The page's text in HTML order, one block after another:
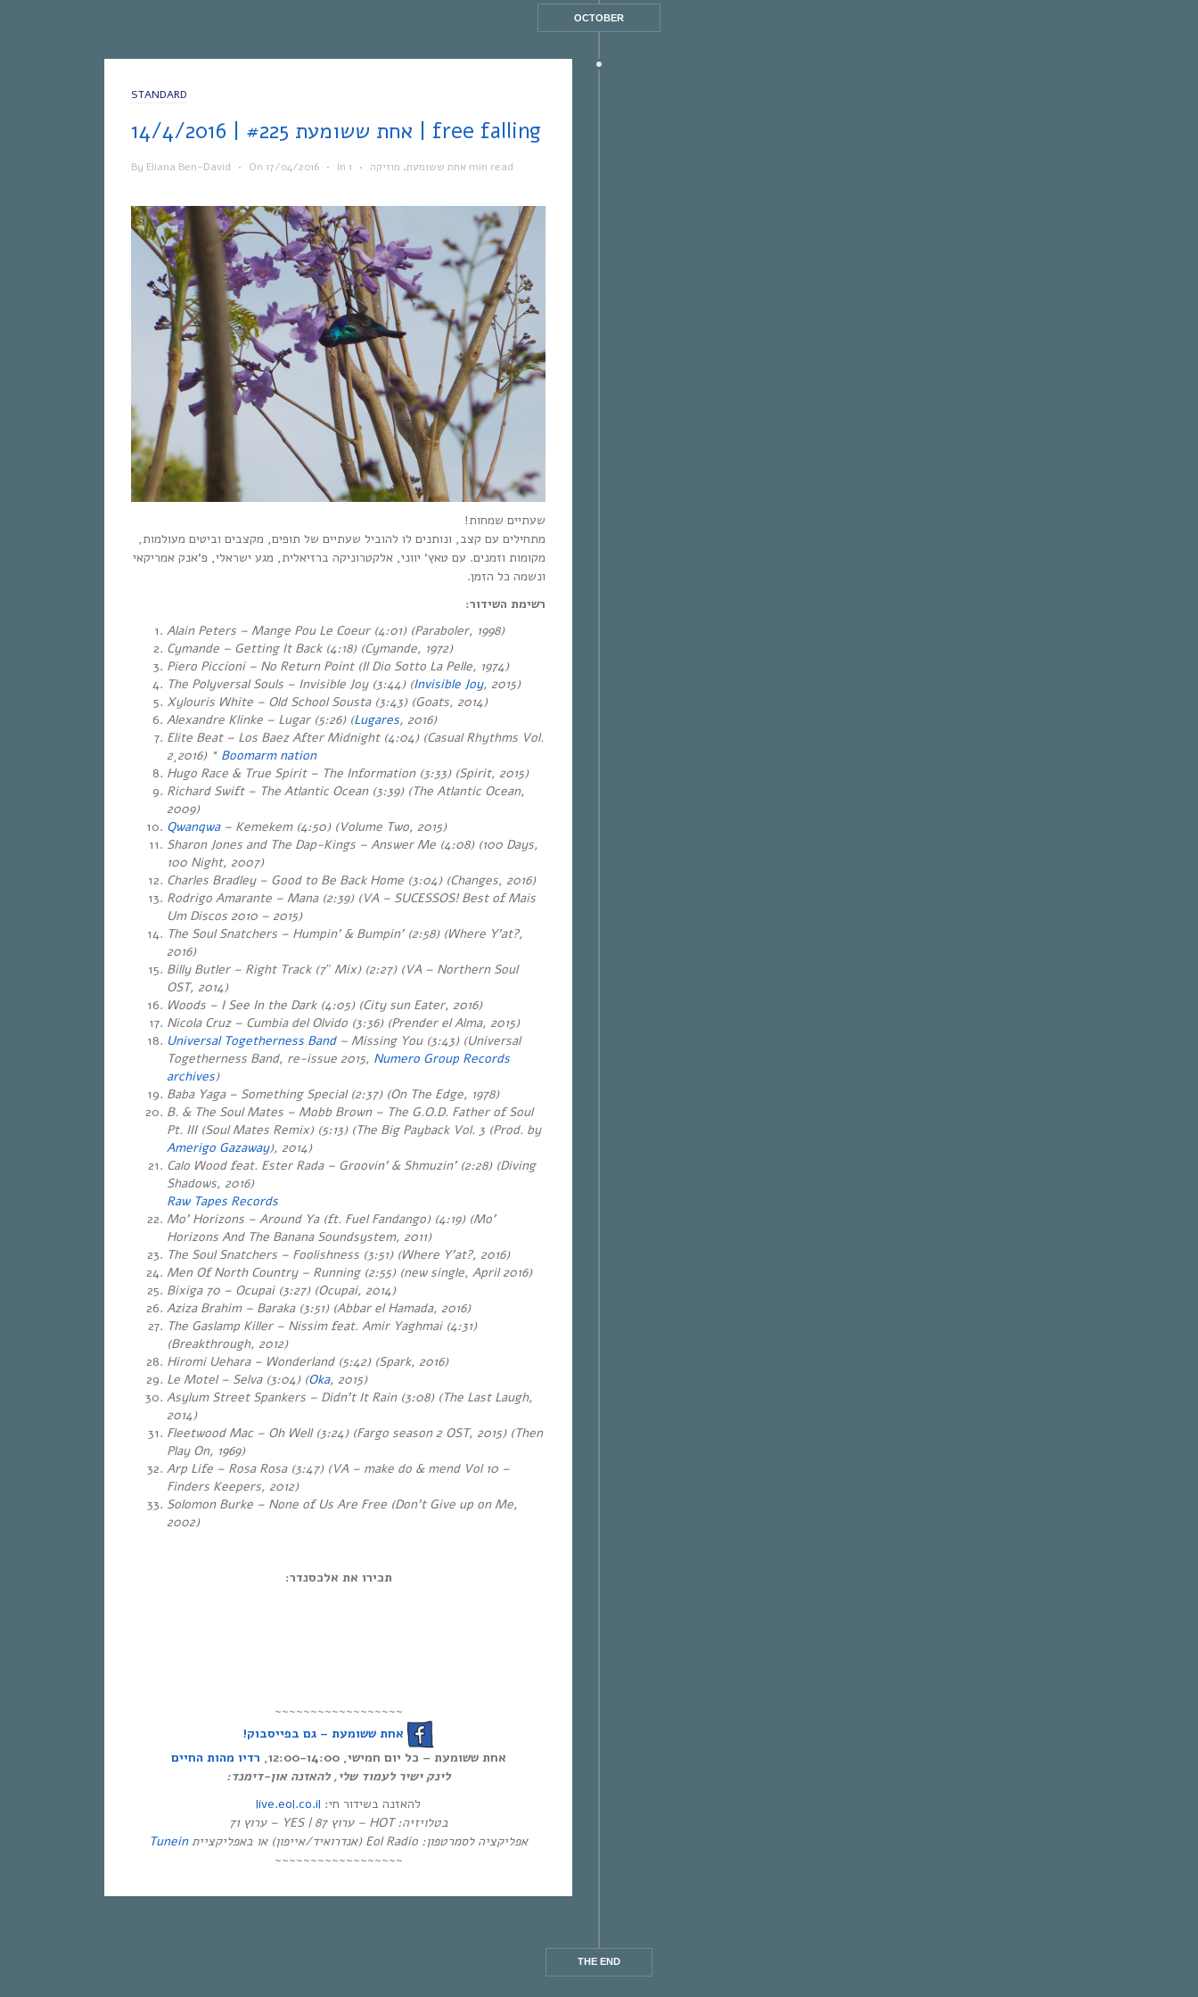
OCTOBER
STANDARD
אחת ששומעת #225 | 14/4/2016 | free falling
By Eliana Ben-David • On 17/04/2016 • In אחת ששומעת, מוזיקה • 1 min read
שעתיים שמחות!
מתחילים עם קצב, ונותנים לו להוביל שעתיים של תופים, מקצבים וביטים מעולמות,
מקומות וזמנים. עם טאץ’ יווני, אלקטרוניקה ברזיאלית, מגע ישראלי, פ’אנק אמריקאי
ונשמה כל הזמן.
רשימת השידור:
Alain Peters – Mange Pou Le Coeur (4:01) (Paraboler, 1998)
Cymande – Getting It Back (4:18) (Cymande, 1972)
Piero Piccioni – No Return Point (Il Dio Sotto La Pelle, 1974)
The Polyversal Souls – Invisible Joy (3:44) (Invisible Joy, 2015)
Xylouris White – Old School Sousta (3:43) (Goats, 2014)
Alexandre Klinke – Lugar (5:26) (Lugares, 2016)
Elite Beat – Los Baez After Midnight (4:04) (Casual Rhythms Vol.
2¸2016) * Boomarm nation
Hugo Race & True Spirit – The Information (3:33) (Spirit, 2015)
Richard Swift – The Atlantic Ocean (3:39) (The Atlantic Ocean,
2009)
Qwanqwa– Kemekem (4:50) (Volume Two, 2015)
Sharon Jones and The Dap-Kings – Answer Me (4:08) (100 Days,
100 Night, 2007)
Charles Bradley – Good to Be Back Home (3:04) (Changes, 2016)
Rodrigo Amarante – Mana (2:39) (VA – SUCESSOS! Best of Mais
Um Discos 2010 – 2015)
The Soul Snatchers – Humpin’ & Bumpin’ (2:58) (Where Y’at?,
2016)
Billy Butler – Right Track (7″ Mix) (2:27) (VA – Northern Soul
OST, 2014)
Woods – I See In the Dark (4:05) (City sun Eater, 2016)
Nicola Cruz – Cumbia del Olvido (3:36) (Prender el Alma, 2015)
Universal Togetherness Band– Missing You (3:43) (Universal
Togetherness Band, re-issue 2015, Numero Group Records
archives)
Baba Yaga – Something Special (2:37) (On The Edge, 1978)
B. & The Soul Mates – Mobb Brown – The G.O.D. Father of Soul
Pt. III (Soul Mates Remix) (5:13) (The Big Payback Vol. 3 (Prod. by
Amerigo Gazaway), 2014)
Calo Wood feat. Ester Rada – Groovin’ & Shmuzin’ (2:28) (Diving
Shadows, 2016)
Raw Tapes Records
Mo’ Horizons – Around Ya (ft. Fuel Fandango) (4:19) (Mo’
Horizons And The Banana Soundsystem, 2011)
The Soul Snatchers – Foolishness (3:51) (Where Y’at?, 2016)
Men Of North Country – Running (2:55) (new single, April 2016)
Bixiga 70 – Ocupai (3:27) (Ocupai, 2014)
Aziza Brahim – Baraka (3:51) (Abbar el Hamada, 2016)
The Gaslamp Killer – Nissim feat. Amir Yaghmai (4:31)
(Breakthrough, 2012)
Hiromi Uehara – Wonderland (5:42) (Spark, 2016)
Le Motel – Selva (3:04) (Oka, 2015)
Asylum Street Spankers – Didn’t It Rain (3:08) (The Last Laugh,
2014)
Fleetwood Mac – Oh Well (3:24) (Fargo season 2 OST, 2015) (Then
Play On, 1969)
Arp Life – Rosa Rosa (3:47) (VA – make do & mend Vol 10 –
Finders Keepers, 2012)
Solomon Burke – None of Us Are Free (Don’t Give up on Me,
2002)
תכירו את אלכסנדר:
~~~~~~~~~~~~~~~~~~
אחת ששומעת – גם בפייסבוק!
אחת ששומעת – כל יום חמישי, 12:00-14:00,
רדיו מהות החיים
לינק ישיר לעמוד שלי, להאזנה און-דימנד:
להאזנה בשידור חי: live.eol.co.il
בטלויזיה: HOT – ערוץ 87 | YES – ערוץ 71
אפליקציה לסמרטפון: Eol Radio (אנדרואיד/אייפון) או באפליקציית
Tunein
~~~~~~~~~~~~~~~~~~
THE END